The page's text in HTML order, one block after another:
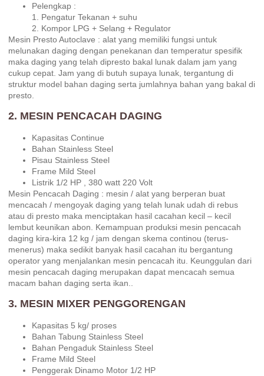
Pelengkap :
1. Pengatur Tekanan + suhu
2. Kompor LPG + Selang + Regulator
Mesin Presto Autoclave : alat yang memiliki fungsi untuk
melunakan daging dengan penekanan dan temperatur spesifik
maka daging yang telah dipresto bakal lunak dalam jam yang
cukup cepat. Jam yang di butuh supaya lunak, tergantung di
struktur model bahan daging serta jumlahnya bahan yang bakal di
presto.
2. MESIN PENCACAH DAGING
Kapasitas Continue
Bahan Stainless Steel
Pisau Stainless Steel
Frame Mild Steel
Listrik 1/2 HP , 380 watt 220 Volt
Mesin Pencacah Daging : mesin / alat yang berperan buat
mencacah / mengoyak daging yang telah lunak udah di rebus
atau di presto maka menciptakan hasil cacahan kecil – kecil
lembut keunikan abon. Kemampuan produksi mesin pencacah
daging kira-kira 12 kg / jam dengan skema continou (terus-
menerus) maka sedikit banyak hasil cacahan itu bergantung
operator yang menjalankan mesin pencacah itu. Keunggulan dari
mesin pencacah daging merupakan dapat mencacah semua
macam bahan daging serta ikan..
3. MESIN MIXER PENGGORENGAN
Kapasitas 5 kg/ proses
Bahan Tabung Stainless Steel
Bahan Pengaduk Stainless Steel
Frame Mild Steel
Penggerak Dinamo Motor 1/2 HP